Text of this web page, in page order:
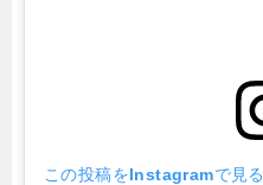
この投稿をInstagramで見る